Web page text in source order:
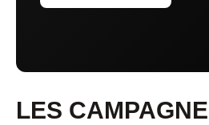
LES